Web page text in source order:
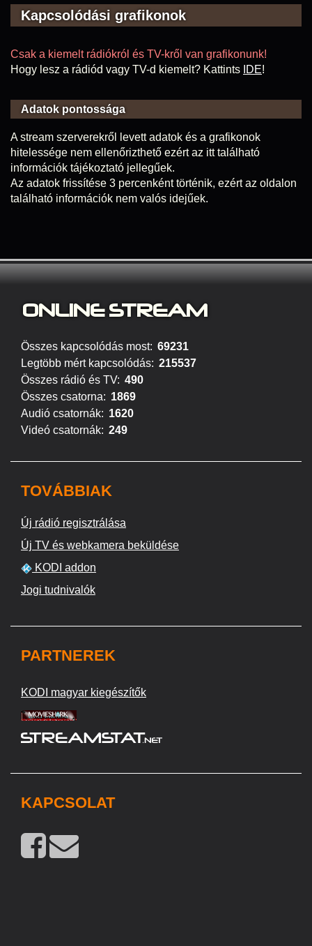
Kapcsolódási grafikonok
Csak a kiemelt rádiókról és TV-kről van grafikonunk!
Hogy lesz a rádiód vagy TV-d kiemelt? Kattints IDE!
Adatok pontossága
A stream szerverekről levett adatok és a grafikonok
hitelessége nem ellenőrizthető ezért az itt található
információk tájékoztató jellegűek.
Az adatok frissítése 3 percenként történik, ezért az oldalon
található információk nem valós idejűek.
ONLINE STREAM
Összes kapcsolódás most: 69231
Legtöbb mért kapcsolódás: 215537
Összes rádió és TV: 490
Összes csatorna: 1869
Audió csatornák: 1620
Videó csatornák: 249
TOVÁBBIAK
Új rádió regisztrálása
Új TV és webkamera beküldése
KODI addon
Jogi tudnivalók
PARTNEREK
KODI magyar kiegészítők
KAPCSOLAT